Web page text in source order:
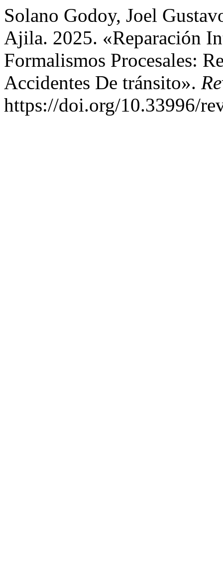
Solano Godoy, Joel
Ajila. 2025. «Reparación
Formalismos Procesales:
Accidentes De tránsito».
https://doi.org/10.33996/